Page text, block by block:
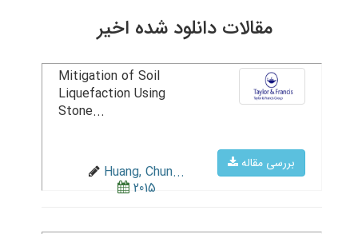
مقالات دانلود شده اخیر
بررسی مقاله
Mitigation of Soil
Liquefaction Using
Stone...
Huang, Chun...
2015